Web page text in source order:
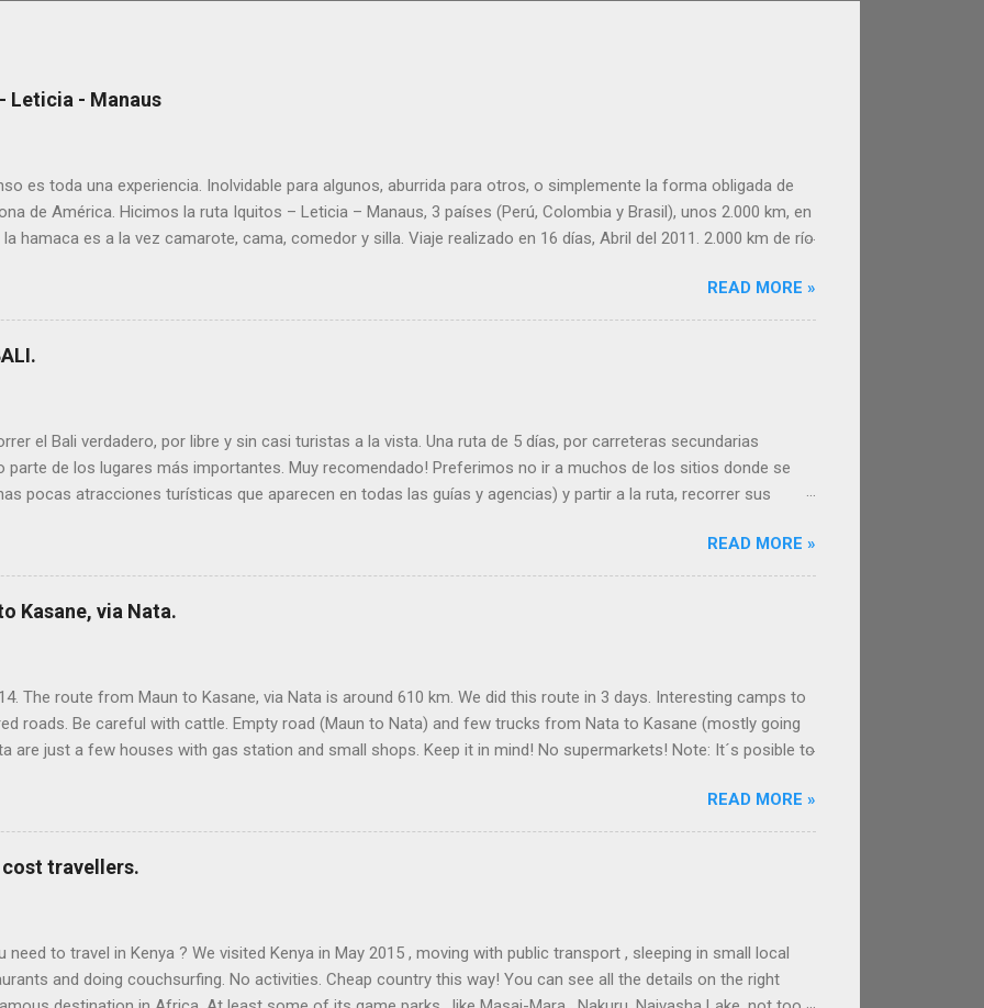
Leticia - Manaus
es toda una experiencia. Inolvidable para algunos, aburrida para otros, o simplemente la forma obligada de
de América. Hicimos la ruta Iquitos – Leticia – Manaus, 3 países (Perú, Colombia y Brasil), unos 2.000 km, en
hamaca es a la vez camarote, cama, comedor y silla. Viaje realizado en 16 días, Abril del 2011. 2.000 km de río
para organizar tu recorrido Te dejamos la información que te puede ser útil a la hora de organizar tu viaje por el
la inmensidad del Amazonas, que parece que navegas por el mar y las tres ciudades donde paramos,
islas en mitad de la jungla infinita. Todas las ciudades son diferentes pero tienen en común una vida
READ MORE »
el Bali verdadero, por libre y sin casi turistas a la vista. Una ruta de 5 días, por carreteras secundarias
parte de los lugares más importantes. Muy recomendado! Preferimos no ir a muchos de los sitios donde se
pocas atracciones turísticas que aparecen en todas las guías y agencias) y partir a la ruta, recorrer sus
Para los precios de referencia, el cambio es 1€ = 11.400 Rp La ruta que hicimos en moto por Bali fue de casi
en este mapa (cada día, un color): Lo mejor : la variedad de la isla, paisajes, cultivos, volcanes. Buenas
zonas rurales. Descubrir que sólo hay unos pocos sitios turísticos en Bali, fáciles de evitar. Las gentes de Bali,
READ MORE »
Kasane, via Nata.
The route from Maun to Kasane, via Nata is around 610 km. We did this route in 3 days. Interesting camps to
roads. Be careful with cattle. Empty road (Maun to Nata) and few trucks from Nata to Kasane (mostly going
are just a few houses with gas station and small shops. Keep it in mind! No supermarkets! Note: It´s posible to
(300 km). WHERE TO SLEEP ON THE ROUTE. The best place (for us) to sleep on the route between Maun and
km east of Gweta, 200 km east of Maun). It´s an exclusive place, beautiful decoration, private expensive huts
€), a place with big baobabs (lights at night) and a designed pool. But there´s also a campsi...
READ MORE »
travellers.
need to travel in Kenya ? We visited Kenya in May 2015 , moving with public transport , sleeping in small local
and doing couchsurfing. No activities. Cheap country this way! You can see all the details on the right